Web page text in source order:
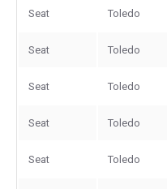
Seat Toledo
Seat Toledo
Seat Toledo
Seat Toledo
Seat Toledo